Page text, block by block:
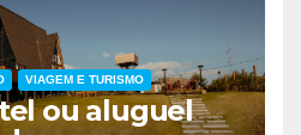
VIAGEM E TURISMO
ou aluguel